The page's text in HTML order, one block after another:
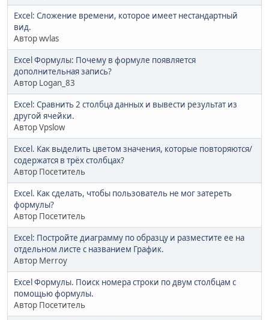
Excel: Сложение времени, которое имеет нестандартный
вид.
Автор wvlas
Excel Формулы: Почему в формуле появляется
дополнительная запись?
Автор Logan_83
Excel: Сравнить 2 столбца данных и вывести результат из
другой ячейки.
Автор Vpslow
Excel. Как выделить цветом значения, которые повторяются/
содержатся в трёх столбцах?
Автор Посетитель
Excel. Как сделать, чтобы пользователь не мог затереть
формулы?
Автор Посетитель
Excel: Постройте диаграмму по образцу и разместите ее на
отдельном листе с названием График.
Автор Merroy
Excel Формулы. Поиск номера строки по двум столбцам с
помощью формулы.
Автор Посетитель